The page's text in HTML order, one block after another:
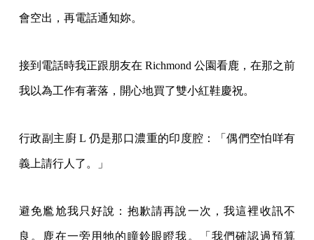
會空出，再電話通知妳。
接到電話時我正跟朋友在 Richmond 公園看鹿，在那之前
我以為工作有著落，開心地買了雙小紅鞋慶祝。
行政副主廚 L 仍是那口濃重的印度腔：「偶們空怕咩有
義上請行人了。」
避免尷尬我只好說：抱歉請再說一次，我這裡收訊不
良。鹿在一旁用牠的瞳鈴眼瞪我。「我們確認過預算